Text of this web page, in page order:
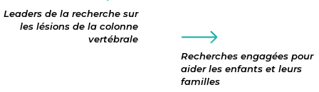
Leaders de la recherche sur
les lésions de la colonne
vertébrale
Recherches engagées pour
aider les enfants et leurs
familles